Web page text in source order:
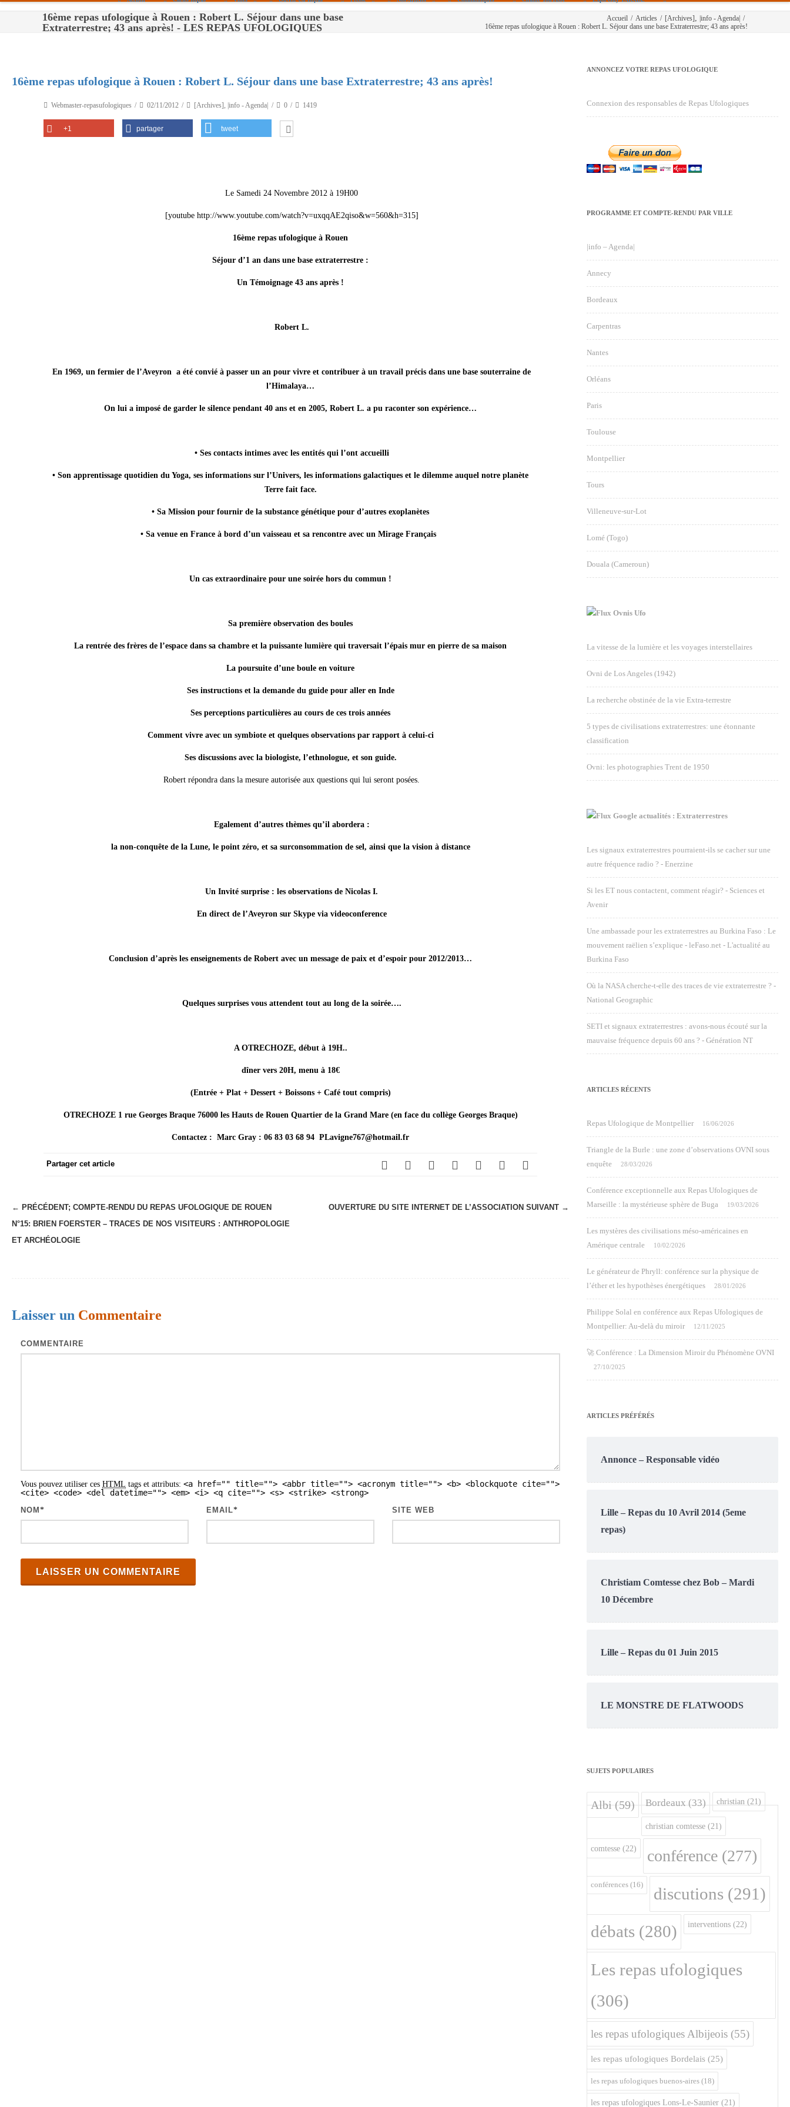
Paris
Montpellier
Tours
Non Assigné
16ème repas ufologique à Rouen : Robert L. Séjour dans une base
Extraterrestre; 43 ans après! - LES REPAS UFOLOGIQUES
Accueil / Articles / [Archives] |info - Agenda| /
16ème repas ufologique à Rouen : Robert L. Séjour dans une base Extraterrestre; 43 ans après!
16ème repas ufologique à Rouen : Robert L. Séjour dans une base Extraterrestre; 43 ans après!
Webmaster-repasufologiques 02/11/2012 [Archives], |info - Agenda| 0 1419
+1 partager tweet
Le Samedi 24 Novembre 2012 à 19H00
[youtube http://www.youtube.com/watch?v=uxqqAE2qiso&w=560&h=315]
16ème repas ufologique à Rouen
Séjour d’1 an dans une base extraterrestre :
Un Témoignage 43 ans après !
Robert L.
En 1969, un fermier de l’Aveyron a été convié à passer un an pour vivre et contribuer à un travail précis dans une base souterraine de
l’Himalaya…
On lui a imposé de garder le silence pendant 40 ans et en 2005, Robert L. a pu raconter son expérience…
• Ses contacts intimes avec les entités qui l’ont accueilli
• Son apprentissage quotidien du Yoga, ses informations sur l’Univers, les informations galactiques et le dilemme auquel notre planète
Terre fait face.
• Sa Mission pour fournir de la substance génétique pour d’autres exoplanètes
• Sa venue en France à bord d’un vaisseau et sa rencontre avec un Mirage Français
Un cas extraordinaire pour une soirée hors du commun !
Sa première observation des boules
La rentrée des frères de l’espace dans sa chambre et la puissante lumière qui traversait l’épais mur en pierre de sa maison
La poursuite d’une boule en voiture
Ses instructions et la demande du guide pour aller en Inde
Ses perceptions particulières au cours de ces trois années
Comment vivre avec un symbiote et quelques observations par rapport à celui-ci
Ses discussions avec la biologiste, l’ethnologue, et son guide.
Robert répondra dans la mesure autorisée aux questions qui lui seront posées.
Egalement d’autres thèmes qu’il abordera :
la non-conquête de la Lune, le point zéro, et sa surconsommation de sel, ainsi que la vision à distance
Un Invité surprise : les observations de Nicolas I.
En direct de l’Aveyron sur Skype via videoconference
Conclusion d’après les enseignements de Robert avec un message de paix et d’espoir pour 2012/2013…
Quelques surprises vous attendent tout au long de la soirée….
A OTRECHOZE, début à 19H..
dîner vers 20H, menu à 18€
(Entrée + Plat + Dessert + Boissons + Café tout compris)
OTRECHOZE 1 rue Georges Braque 76000 les Hauts de Rouen Quartier de la Grand Mare (en face du collège Georges Braque)
Contactez : Marc Gray : 06 83 03 68 94 PLavigne767@hotmail.fr
Partager cet article
N
a
v
t
← PRÉCÉDENT; COMPTE-RENDU DU REPAS UFOLOGIQUE DE ROUEN
N°15: BRIEN FOERSTER – TRACES DE NOS VISITEURS : ANTHROPOLOGIE
ET ARCHÉOLOGIE
OUVERTURE DU SITE INTERNET DE L’ASSOCIATION SUIVANT →
Laisser un Commentaire
COMMENTAIRE
Vous pouvez utiliser ces HTML tags et attributs: <a href="" title=""> <abbr title=""> <acronym title=""> <b> <blockquote cite="">
<cite> <code> <del datetime=""> <em> <i> <q cite=""> <s> <strike> <strong>
NOM * EMAIL* SITE WEB
ANNONCEZ VOTRE REPAS UFOLOGIQUE
Connexion des responsables de Repas Ufologiques
PROGRAMME ET COMPTE-RENDU PAR VILLE
|info – Agenda|
Annecy
Bordeaux
Carpentras
Nantes
Orléans
Paris
Toulouse
Montpellier
Tours
Villeneuve-sur-Lot
Lomé (Togo)
Douala (Cameroun)
Ovnis Ufo
La vitesse de la lumière et les voyages interstellaires
Ovni de Los Angeles (1942)
La recherche obstinée de la vie Extra-terrestre
5 types de civilisations extraterrestres: une étonnante
classification
Ovni: les photographies Trent de 1950
Google actualités : Extraterrestres
Les signaux extraterrestres pourraient-ils se cacher sur une
autre fréquence radio ? - Enerzine
Si les ET nous contactent, comment réagir? - Sciences et
Avenir
Une ambassade pour les extraterrestres au Burkina Faso : Le
mouvement raëlien s’explique - leFaso.net - L'actualité au
Burkina Faso
Où la NASA cherche-t-elle des traces de vie extraterrestre ? -
National Geographic
SETI et signaux extraterrestres : avons-nous écouté sur la
mauvaise fréquence depuis 60 ans ? - Génération NT
ARTICLES RÉCENTS
Repas Ufologique de Montpellier 16/06/2026
Triangle de la Burle : une zone d’observations OVNI sous
enquête
28/03/2026
Conférence exceptionnelle aux Repas Ufologiques de
Marseille : la mystérieuse sphère de Buga
19/03/2026
Les mystères des civilisations méso-américaines en
Amérique centrale
10/02/2026
Le générateur de Phryll: conférence sur la physique de
l’éther et les hypothèses énergétiques
28/01/2026
Philippe Solal en conférence aux Repas Ufologiques de
Montpellier: Au-delà du miroir
12/11/2025
🚀 Conférence : La Dimension Miroir du Phénomène OVNI
27/10/2025
ARTICLES PRÉFÉRÉS
Annonce – Responsable vidéo
Lille – Repas du 10 Avril 2014 (5eme
repas)
Christiam Comtesse chez Bob – Mardi
10 Décembre
Lille – Repas du 01 Juin 2015
LE MONSTRE DE FLATWOODS
SUJETS POPULAIRES
Albi(59) Bordeaux(33) christian (21)
christian comtesse (21)
comtesse (22) conférence (277)
conférences (16) discutions (291)
débats (280) interventions (22)
Les repas ufologiques
(306)
les repas ufologiques Albijeois (55)
les repas ufologiques Bordelais (25)
les repas ufologiques buenos-aires (18)
les repas ufologiques Lons-Le-Saunier (21)